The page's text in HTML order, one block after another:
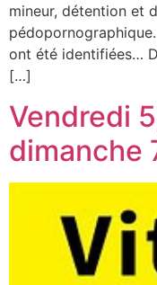
mineur, détention et
ont été identifiées…
[…]
Vendredi
dimanche